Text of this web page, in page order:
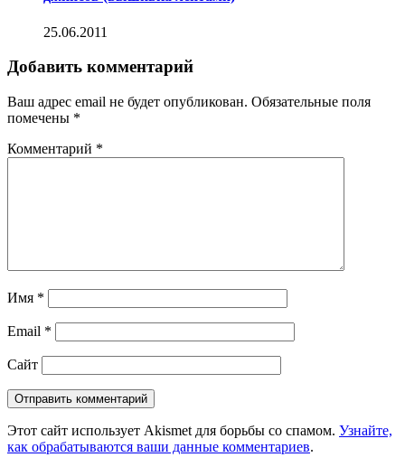
25.06.2011
Добавить комментарий
Ваш адрес email не будет опубликован. Обязательные поля
помечены *
Комментарий *
Имя *
Email *
Сайт
Этот сайт использует Akismet для борьбы со спамом. Узнайте,
как обрабатываются ваши данные комментариев.